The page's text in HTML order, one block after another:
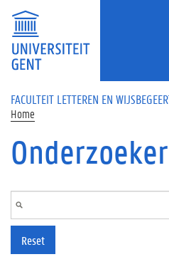
Overslaan en naar de inhoud gaan
FACULTEIT LETTEREN EN
Home
Reset